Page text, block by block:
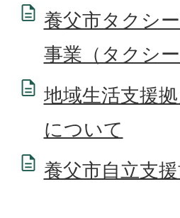
養父市タクシ
事業（タクシ
地域生活支援
について
養父市自立支